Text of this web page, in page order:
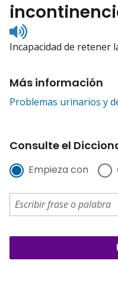
Listen
to
pronunciation
Incapacidad de retener
Más información
Problemas urinarios y
Consulte el
Empieza con